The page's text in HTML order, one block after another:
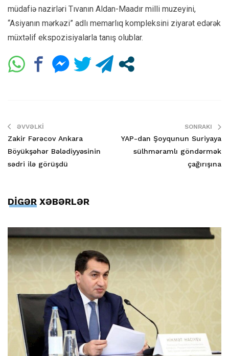
müdafiə nazirləri Tıvanın Aldan-Maadır milli muzeyini,
“Asiyanın mərkəzi” adlı memarlıq kompleksini ziyarət edərək
müxtəlif ekspozisiyalarla tanış olublar.
ƏVVƏLKI
Zakir Fərəcov Ankara
Böyükşəhər Bələdiyyəsinin
sədri ilə görüşdü
SONRAKI
YAP-dan Şoyqunun Suriyaya
sülhməramlı göndərmək
çağırışına
DİGƏR XƏBƏRLƏR